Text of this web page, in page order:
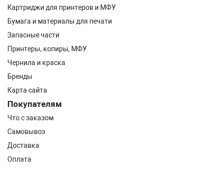
Картриджи для принтеров и МФУ
Бумага и материалы для печати
Запасные части
Принтеры, копиры, МФУ
Чернила и краска
Бренды
Карта сайта
Покупателям
Что с заказом
Самовывоз
Доставка
Оплата